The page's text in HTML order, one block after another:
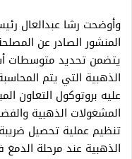
وأوضحت رشا عبدالعال
المنشور الصادر عن
يتضمن تحديد متوسطات
الذهبية التي يتم
عليه بروتوكول التعاون
تنظيم عملية تحصيل
الذهبية عند مرحلة